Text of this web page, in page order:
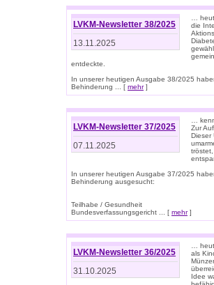
LVKM-Newsletter 38/2025
13.11.2025
…
die
entdeckte.
In unserer heutigen Ausgabe 38/2025
Behinderung ... [ mehr]
LVKM-Newsletter 37/2025
07.11.2025
…
Zur
Dieser
In unserer heutigen Ausgabe 37/2025
Behinderung ausgesucht:
Teilhabe / Gesundheit
Bundesverfassungsgericht ... [ mehr]
LVKM-Newsletter 36/2025
31.10.2025
…
als
Idee